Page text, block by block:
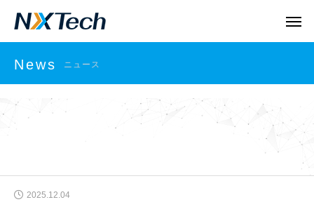
News ニュース
2025.12.04